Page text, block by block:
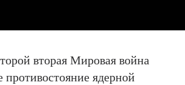
вторая Мировая война
противостояние ядерной